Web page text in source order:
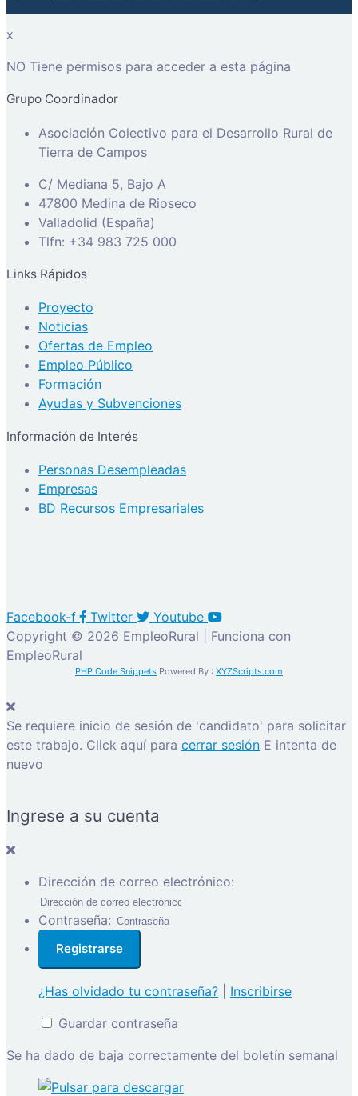
x
NO Tiene permisos para acceder a esta página
Grupo Coordinador
Asociación Colectivo para el Desarrollo Rural de
Tierra de Campos
C/ Mediana 5, Bajo A
47800 Medina de Rioseco
Valladolid (España)
Tlfn: +34 983 725 000
Links Rápidos
Proyecto
Noticias
Ofertas de Empleo
Empleo Público
Formación
Ayudas y Subvenciones
Información de Interés
Personas Desempleadas
Empresas
BD Recursos Empresariales
Facebook-f Twitter
Youtube
Copyright © 2026 EmpleoRural | Funciona con
EmpleoRural
PHP Code Snippets Powered By : XYZScripts.com
Se requiere inicio de sesión de 'candidato' para solicitar
este trabajo. Click aquí para cerrar sesión E intenta de
nuevo
Ingrese a su cuenta
Dirección de correo electrónico:
Contraseña:
¿Has olvidado tu contraseña?
Inscribirse
Guardar contraseña
Se ha dado de baja correctamente del boletín semanal